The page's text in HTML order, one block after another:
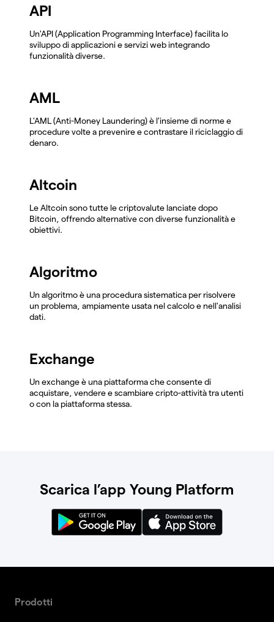
API
Un'API (Application Programming Interface) facilita lo
sviluppo di applicazioni e servizi web integrando
funzionalità diverse.
AML
L'AML (Anti-Money Laundering) è l'insieme di norme e
procedure volte a prevenire e contrastare il riciclaggio di
denaro.
Altcoin
Le Altcoin sono tutte le criptovalute lanciate dopo
Bitcoin, offrendo alternative con diverse funzionalità e
obiettivi.
Algoritmo
Un algoritmo è una procedura sistematica per risolvere
un problema, ampiamente usata nel calcolo e nell'analisi
dati.
Exchange
Un exchange è una piattaforma che consente di
acquistare, vendere e scambiare cripto-attività tra utenti
o con la piattaforma stessa.
Scarica l’app Young Platform
Prodotti